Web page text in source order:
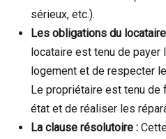
sérieux, etc.).
Les obligations du
locataire est tenu de payer
logement et de respecter
Le propriétaire est tenu de
état et de réaliser les
La clause résolutoire :